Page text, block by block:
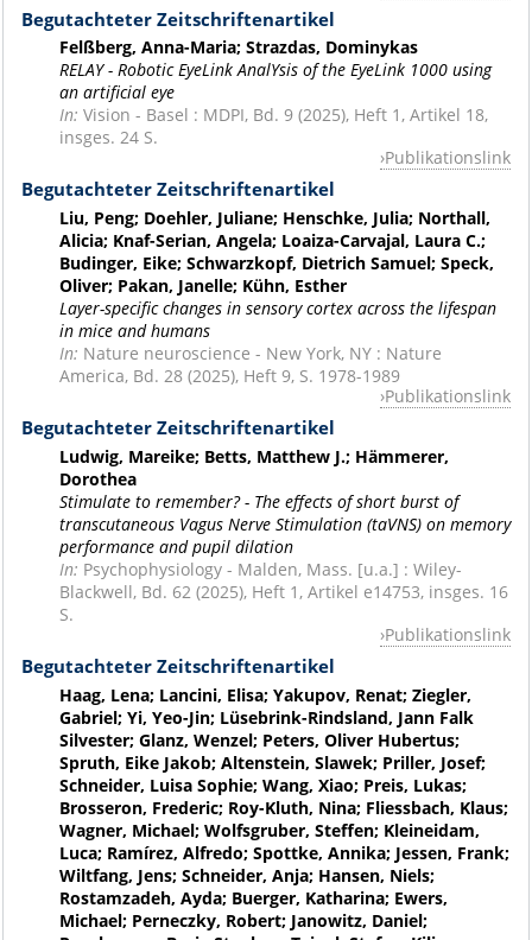
Begutachteter Zeitschriftenartikel
Felßberg, Anna-Maria; Strazdas, Dominykas
RELAY - Robotic EyeLink AnalYsis of the EyeLink 1000 using
an artificial eye
In: Vision - Basel : MDPI, Bd. 9 (2025), Heft 1, Artikel 18,
insges. 24 S.
Publikationslink
Begutachteter Zeitschriftenartikel
Liu, Peng; Doehler, Juliane; Henschke, Julia; Northall,
Alicia; Knaf-Serian, Angela; Loaiza-Carvajal, Laura C.;
Budinger, Eike; Schwarzkopf, Dietrich Samuel; Speck,
Oliver; Pakan, Janelle; Kühn, Esther
Layer-specific changes in sensory cortex across the lifespan
in mice and humans
In: Nature neuroscience - New York, NY : Nature
America, Bd. 28 (2025), Heft 9, S. 1978-1989
Publikationslink
Begutachteter Zeitschriftenartikel
Ludwig, Mareike; Betts, Matthew J.; Hämmerer,
Dorothea
Stimulate to remember? - The effects of short burst of
transcutaneous Vagus Nerve Stimulation (taVNS) on memory
performance and pupil dilation
In: Psychophysiology - Malden, Mass. [u.a.] : Wiley-
Blackwell, Bd. 62 (2025), Heft 1, Artikel e14753, insges. 16
S.
Publikationslink
Begutachteter Zeitschriftenartikel
Haag, Lena; Lancini, Elisa; Yakupov, Renat; Ziegler,
Gabriel; Yi, Yeo-Jin; Lüsebrink-Rindsland, Jann Falk
Silvester; Glanz, Wenzel; Peters, Oliver Hubertus;
Spruth, Eike Jakob; Altenstein, Slawek; Priller, Josef;
Schneider, Luisa Sophie; Wang, Xiao; Preis, Lukas;
Brosseron, Frederic; Roy-Kluth, Nina; Fliessbach, Klaus;
Wagner, Michael; Wolfsgruber, Steffen; Kleineidam,
Luca; Ramírez, Alfredo; Spottke, Annika; Jessen, Frank;
Wiltfang, Jens; Schneider, Anja; Hansen, Niels;
Rostamzadeh, Ayda; Buerger, Katharina; Ewers,
Michael; Perneczky, Robert; Janowitz, Daniel;